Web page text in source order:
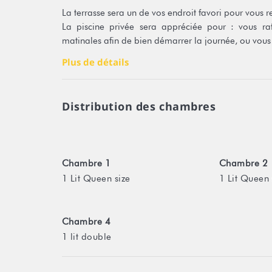
La terrasse sera un de vos endroit favori pour vous
La piscine privée sera appréciée pour : vous
matinales afin de bien démarrer la journée, ou
La cuisine intérieure ouverte sur le salon est
fontaine d’eau.
Tahiti est une île riche en diversité de Papeete à
Marae (temple Polynésien), cascades, trou du
- les fêtes ou tout autres évènements sont interdits
Plus de détails
Distribution des chambres
Chambre 1
1 Lit Queen size
Chambre 2
1 Lit Queen
Chambre 4
1 lit double